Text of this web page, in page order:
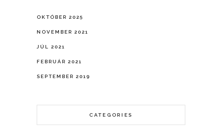
OKTÓBER 2025
NOVEMBER 2021
JÚL 2021
FEBRUÁR 2021
SEPTEMBER 2019
CATEGORIES